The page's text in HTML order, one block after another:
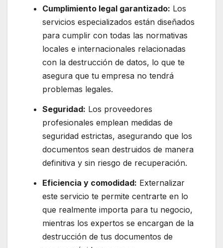
Cumplimiento legal garantizado: Los
servicios especializados están diseñados
para cumplir con todas las normativas
locales e internacionales relacionadas
con la destrucción de datos, lo que te
asegura que tu empresa no tendrá
problemas legales.
Seguridad: Los proveedores
profesionales emplean medidas de
seguridad estrictas, asegurando que los
documentos sean destruidos de manera
definitiva y sin riesgo de recuperación.
Eficiencia y comodidad: Externalizar
este servicio te permite centrarte en lo
que realmente importa para tu negocio,
mientras los expertos se encargan de la
destrucción de tus documentos de